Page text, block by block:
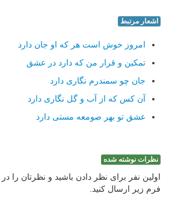
اشعار مرتبط
امروز خوش است هر که او جان دارد
تمکین و قرار من که دارد در عشق
جان چو سمندرم نگاری دارد
آن کس که از آب و گل نگاری دارد
عشق تو بهر صومعه مستی دارد
نظرات نوشته شده
اولین نفر برای نظر دادن باشید و نظرتان را
فرم زیر ارسال کنید.